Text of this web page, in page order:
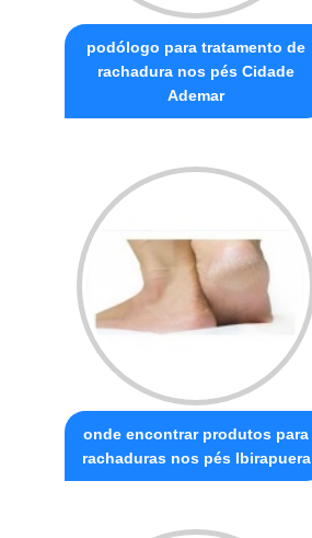
podólogo para tratamento de
rachadura nos pés Cidade
Ademar
onde encontrar produtos para
rachaduras nos pés Ibirapuera